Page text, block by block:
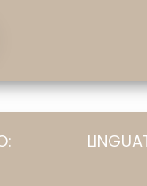
LINGUA